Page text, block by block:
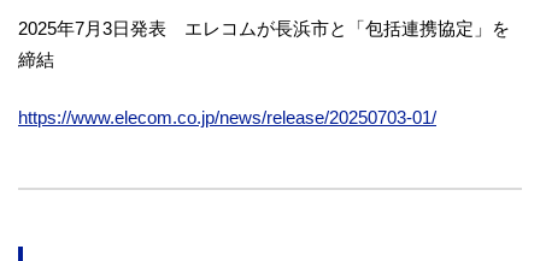
2025年7月3日発表 エレコムが長浜市と「包括連携協定」を
締結
https://www.elecom.co.jp/news/release/20250703-01/